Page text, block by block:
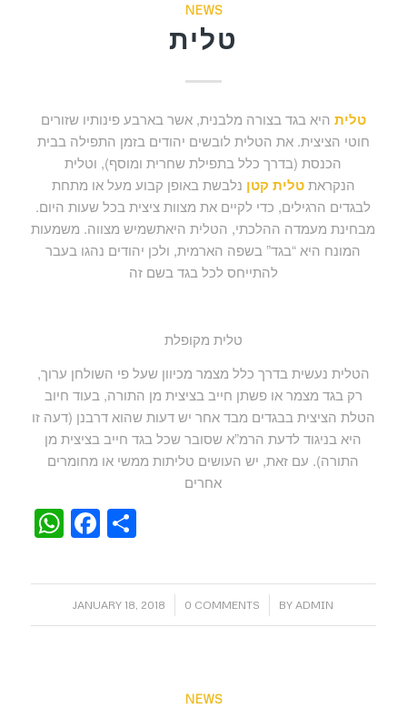
NEWS
טלית
טלית היא בגד בצורה מלבנית, אשר בארבע פינותיו שזורים
חוטי הציצית. את הטלית לובשים יהודים בזמן התפילה בבית
הכנסת (בדרך כלל בתפילת שחרית ומוסף), וטלית
הנקראתטלית קטן נלבשת באופן קבוע מעל או מתחת
לבגדים הרגילים, כדי לקיים את מצוות ציצית בכל שעות היום.
מבחינת מעמדה ההלכתי, הטלית היאתשמיש מצווה. משמעות
המונח היא “בגד” בשפה הארמית, ולכן יהודים נהגו בעבר
להתייחס לכל בגד בשם זה
טלית מקופלת
הטלית נעשית בדרך כלל מצמר מכיוון שעל פי השולחן ערוך,
רק בגד מצמר או פשתן חייב בציצית מן התורה, בעוד חיוב
הטלת הציצית בבגדים מבד אחר יש דעות שהוא דרבנן (דעה זו
היא בניגוד לדעת הרמ”א שסובר שכל בגד חייב בציצית מן
התורה). עם זאת, יש העושים טליתות ממשי או מחומרים
אחרים
WhatsApp
Facebook
Share
JANUARY 18, 2018
/ 0 COMMENTS
/ BY ADMIN
NEWS